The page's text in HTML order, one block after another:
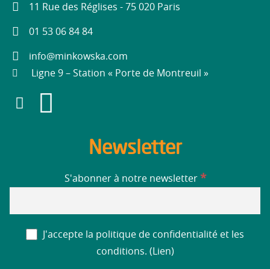
11 Rue des Réglises - 75 020 Paris
01 53 06 84 84
info@minkowska.com
Ligne 9 – Station « Porte de Montreuil »
Newsletter
S'abonner à notre newsletter *
J'accepte la politique de confidentialité et les
conditions. ( Lien)